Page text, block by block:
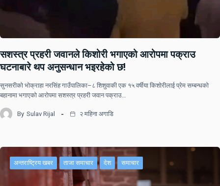
सशस्त्र प्रहरी जवानले किशोरी भगाएको आरोपमा पक्राउ
घटनाबारे थप अनुसन्धान भइरहेको छ!
सुनसरीको भोक्राहा नरसिंह गाउँपालिका–८ शिशुवाकी एक १५ वर्षीया किशोरीलाई प्रेम सम्बन्धको
बहानामा भगाएको आरोपमा सशस्त्र प्रहरी जवान पक्राउ…
By Sulav Rijal २ महिना अगाडि
अन्तराष्ट्रिय खबर ताजा समाचार देश समाचार